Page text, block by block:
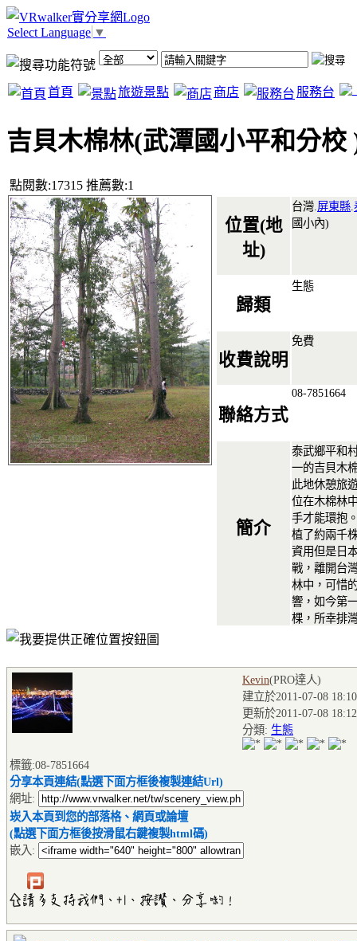
Select Language ▼
首頁 旅遊景點 商店 服務台
吉貝木棉林(武潭國小平和分校
點閱數:17315 推薦數:1
位置(地
址)
台灣. 屏東縣
國小內)
歸類
生態
收費說明
免費
聯絡方式
08-7851664
簡介
泰武鄉平和
一的吉貝木
此地休憩旅
位在木棉林
手才能環抱
植了約兩千
資用但是日
戰，離開台
林中，可惜
響，如今第
棵，所幸排
Kevin(PRO達人)
建立於2011-07-08
更新於2011-07-08
分類: 生態
標籤:08-7851664
分享本頁連結(點選下面方框後複製連結Url)
網址:
崁入本頁到您的部落格、網頁或論壇
(點選下面方框後按滑鼠右鍵複製html碼)
嵌入: